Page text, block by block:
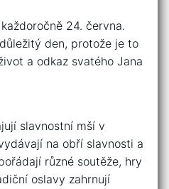
24. června.
den, protože je to
a odkaz svatého Jana
slavnostní mší v
na obří slavnosti a
různé soutěže, hry
oslavy zahrnují